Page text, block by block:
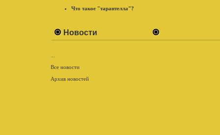
Что такое "тарантелла"?
Новости
Все новости
Архив новостей